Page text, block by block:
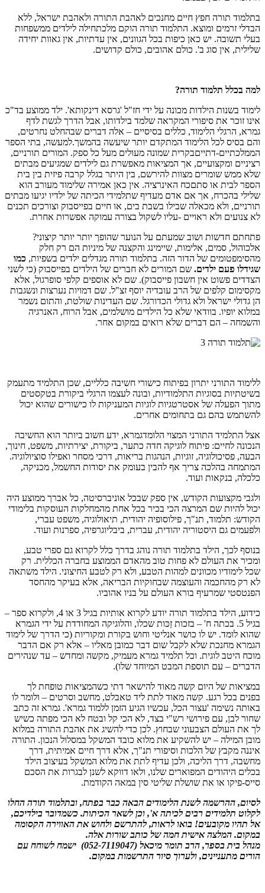
בתלמוד תורה חפץ חיים מחנכים לאהבת התורה ולאהבת ישראל, ללא
הבדלי זרמים ומוצא. התלמוד תורה הוקם מלכתחילה לילדים ממשפחות
בעלי תשובה. יש כאן כיפות בכל הגוונים, אין עדתיות, אין גאוות יחידה
שלילית, אין סוג ב'. כולם אהובים, כולם קדושים.
למה בכלל תלמוד תורה?
לימוד בשנות הילדות מכונה על ידי חז"ל 'גרסא דינקותא'. ילד ממוצע בד"כ
אינו זוכר את סיפורי המקראה שלמד בילדותו, אבל הדרך לגשת לדף
גמרא, הרגלי הלימוד, כללים בסיסיים – אלה דברים שבהחלט נחרטים,
והם בסיס לכל הלימוד המתקדם יותר שיעשה בהמשך.למעשה, בתי הספר
הממלכתיים-דתייםבקרית שמונה מעולים מעל כל ספק. המורים תורניים,
רציניים ומקצועיים, אך המציאות מאפשרת גם לילדים שמגיעים מבתים
שלא ממש שומרים מצוות להירשם, בין היתר בגלל קרבה פיזית בין בית
הספר לבית או סתםכח האינרציה. אין כאן אמירה שלימוד מעורב הוא
שלילי בהכרח, אך אם אדם מעדיף שתלמידי הכיתה של ילדיו יגיעו מבתים
תורניים, ולא מכאלה שבילו בשבת בים, או חיים בפייסבוק וצורכים תכנים
לא צנועים ולא ראויים -עליו לשקול בצורה עמוקה אפשרות אחרת.
פתחתם חדשות ושוב שמעתם על הנוער שהופך יותר יותר קיצוני?
אלכוהול, סמים, אלימות, שיימינג והקצנה של מיניות הם רק חלק
מהסימפטומים של הדור הזה. בתלמוד תורה מגדלים ילדים בשפיות, כמו
שגידלו פעם ילדים. שם המורים לא חברים של הילדים בפייסבוק (כי לשני
הצדדים פשוט אין חשבון פייסבוק). שם לא אוספים קלפי סופרגול, אלא
מקסימום קלפים של הרב עובדיה יוסף זצ"ל. שם דמויות נערצות ונשגבות
הן גדולי ישראל ולא גדולי הכדורגל. שם העדינות שולטת, והתום נשמר
במלוא יופיו. בוודאי שלא כל הילדים מושלמים, אבל הרוח, האנרגיה
והשמחה – הם דברים שלא רואים במקום אחר.
ללימוד התורני יתרון בפיתוח כישורי חשיבה כלליים, שכן התלמיד מתעמק
בשיטתיות בסוגיות התלמודיות, ובונה לעצמו הרגלי ביקורת בטקסטים
מתוך הפעלה של אסטרטגיות לוגיות המעניקות לו כישורים שהוא יכול
להשתמש בהם גם בתחומים אחרים.
אצל התלמיד התורני המצוי הלומדגמרא, ידע חשוב ביותר הוא החשיבה
הנכונה לחיים: פיתוח לוגיקה חדה כתער, ביקורת, יצירתיות, משפט, חינוך,
הבעה, פסיכולוגיה, זוגיות, הנהגות בריאות, דרכי מסחר ואפילו סוציולוגיה.
המתמחה בהלכה צריך אף להבין בעומק את יסודות החשמל, מכניקה,
כלכלה, בנקאות ועוד.
ולגבי מקצועות הקודש, אין ספק שבכל אוניברסיטה, כל אברך ממוצע היה
יכול להיות שם המרצה הכי בכיר בכל אחת מהמחלקות העוסקות בלימודי
הקודש: תלמוד, תנ"ך, פילוסופיה יהודית, תיאולוגיה, משפט עברי,
ולפעמים גם היסטוריה יהודית, עברית, ביבליוגרפיה, ספרנות ועוד.
בנוסף לכך, הילד בתלמוד תורה נוהג בדרך כלל לקרוא גם ספרי טבע,
ומכיר את העולם לא פחות טוב מהאדם הממוצע בחברה הכללית. רק
שכל לימודיו מכוונים למהות הטבע, ולא רק לטבע החיצוני. הילד משתאה
לא רק מהחכמה והעוצמה שבחוקיות הבריאה, אלא בעיקר מהחסד
הפנטסטי שמרעיף בורא העולם על בניו אהוביו.
כידוע, הילד בתלמוד תורה יודע לקרוא אותיות בגיל 3 או 4, ולקרוא ספר –
בגיל 5. בכתה ח' – בזכות זַכּות שכלו, והלוגיקה המחודדת על ידי הגמרא
שהוא לומד. יש לו כושר אנליטי וחוש בקורת ומקוריות (כי הדרך של לימוד
הגמרא מחנכת שלא לקבל שום דבר כמובן מאליו – אלא רק אם הדבר
מוכח היטב לוגית. וכל תלמיד גמרא מעמיק, מקשה ומחדש – עד שנהירים
הדברים – עם תוספת המבט המיוחד שלו).
במציאות של היום קשה מאוד להישאר דתי כשהמציאות טופחת לך
בפנים בכל רגע. קשה מאוד לתת ליד טאבלט, מחשב וסרטים – ולומר לו
באותה נשימה 'עצור הכל, עכשיו הגיע הזמן ללמוד גמרא'. גמרא זה כתב
שחור לבן, עם פירושי רש"י בצד, לא הכי קל ובטח לא הכי מפתה כשיש
לך את העולם הצבעוני שבחוץ. לכן כדי להשיג את אהבת התורה במלוא
מובן המילה – יש להשקיע את מלוא כובד המשקל במסלול הנכון. התורה
איננה מקבץ של הלכות וסיפורי תנ"ך, אלא דרך חיים אמיתית, דרך
מחשבה, דרך הליכה, ולכן עדיף לתת את מלוא המשקל בעיצוב הילד
בכלים היהודים המפוארים שלנו, ולאו דווקא לשנן לבגרות את הסכם
סייס-פיקו או את שושלת שליטי סין במאה הקודמת.
לסיום, ההרשמה לשנת הלימודים הבאה כבר בפתח, ובתלמוד תורה החלו
לקלוט תלמידים רבים לכיתה א', וכן לשאר הכיתות. כשמדובר בילדיכם,
אל תהיו מקובעים! בואו לראות, להתרשם ולחוש את האווירה הקסומה
במקום. המלצה אישית חמה של כותב שורות אלה.
מנהל בית בספר, הרב תומר מיכאל (052-7119047) ישמח לשוחח עם
הורים מתעניינים, ולערוך סיור התרשמות במקום.